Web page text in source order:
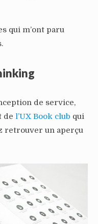
qui m’ont paru
de service,
de l’UX Book club qui
retrouver un aperçu